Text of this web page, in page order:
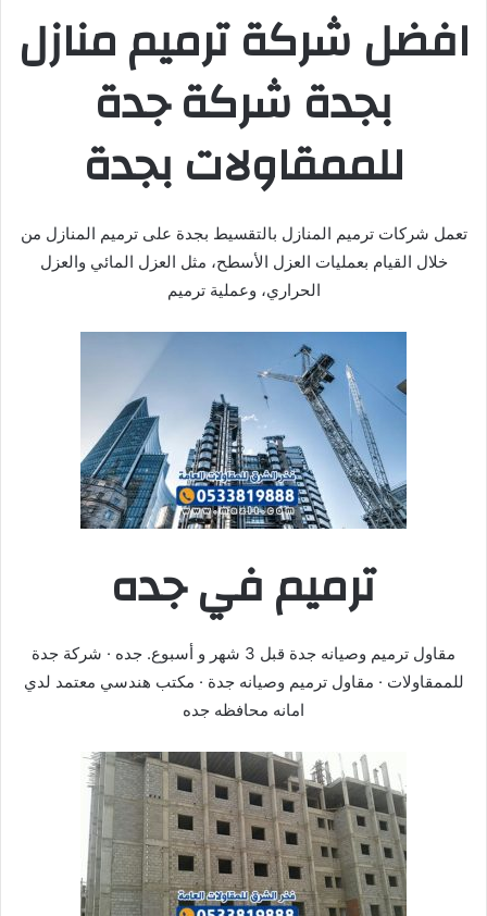
افضل شركة ترميم منازل
بجدة شركة جدة
للممقاولات بجدة
تعمل شركات ترميم المنازل بالتقسيط بجدة على ترميم المنازل من
خلال القيام بعمليات العزل الأسطح، مثل العزل المائي والعزل
الحراري، وعملية ترميم
ترميم في جده
مقاول ترميم وصيانه جدة قبل 3 شهر و أسبوع. جده · شركة جدة
للممقاولات · مقاول ترميم وصيانه جدة · مكتب هندسي معتمد لدي
امانه محافظه جده